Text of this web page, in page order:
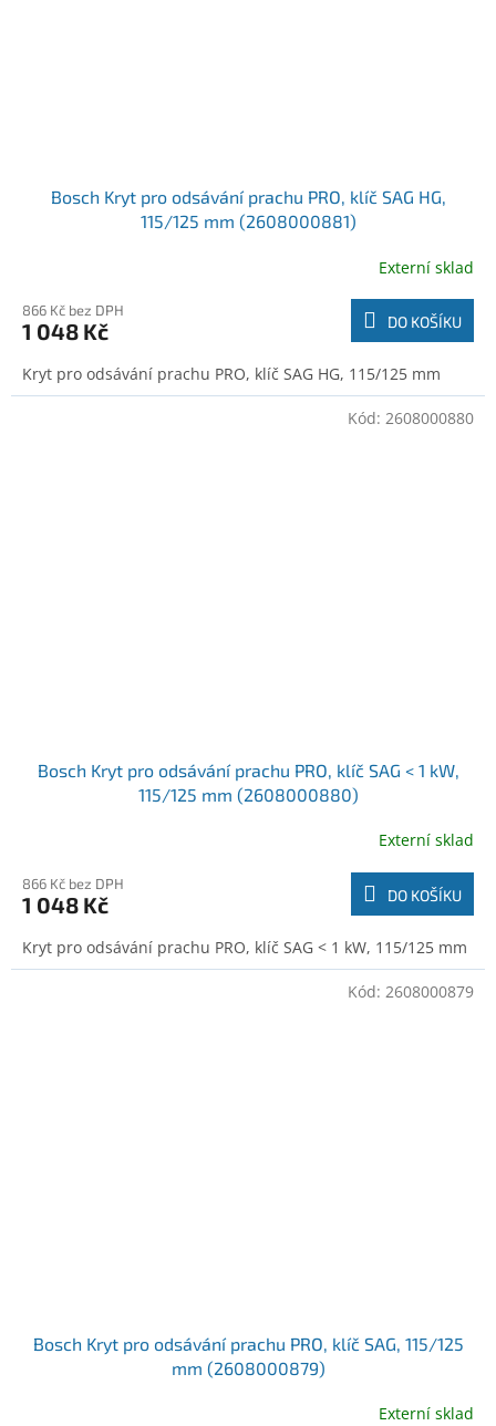
Bosch Kryt pro odsávání prachu PRO, klíč SAG HG,
115/125 mm (2608000881)
Externí sklad
866 Kč bez DPH
1 048 Kč DO KOŠÍKU
Kryt pro odsávání prachu PRO, klíč SAG HG, 115/125 mm
Bosch Kryt pro odsávání prachu PRO, klíč SAG < 1 kW,
115/125 mm (2608000880)
Externí sklad
866 Kč bez DPH
1 048 Kč DO KOŠÍKU
Kryt pro odsávání prachu PRO, klíč SAG < 1 kW, 115/125 mm
Kód: 2608000880
Bosch Kryt pro odsávání prachu PRO, klíč SAG, 115/125
mm (2608000879)
Externí sklad
Kód: 2608000879